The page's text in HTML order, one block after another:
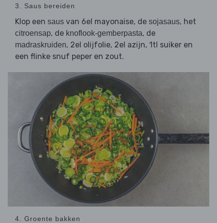
3. Saus bereiden
Klop een saus van 6el mayonaise, de sojasaus, het
citroensap, de knoflook-gemberpasta, de
madraskruiden, 2el olijfolie, 2el azijn, 1tl suiker en
een flinke snuf peper en zout.
4. Groente bakken